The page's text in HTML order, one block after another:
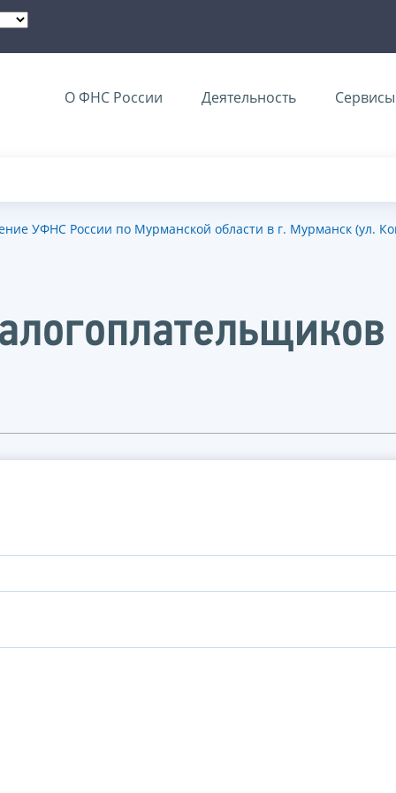
О ФНС России Деятельность Сервисы
УФНС России по Мурманской области в г. Мурманск (ул.